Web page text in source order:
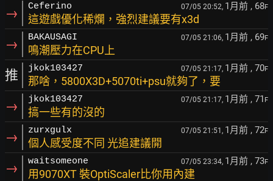
→ Ceferino 07/05 20:52, 1月前 , 68F
這遊戲優化稀爛，強烈建議要有x3d
→ BAKAUSAGI 07/05 21:06, 1月前 , 69F
鳴潮壓力在CPU上
推 jkok103427 07/05 21:17, 1月前 , 70F
那啥，5800X3D+5070ti+psu就夠了，要
→ jkok103427 07/05 21:17, 1月前 , 71 F
搞一些有的沒的
→ zurxgulx 07/05 21:51, 1月前 , 72F
個人感受度不同 光追建議開
→ waitsomeone 07/05 23:34, 1月前 , 73F
用9070XT 裝OptiScaler比你用內建